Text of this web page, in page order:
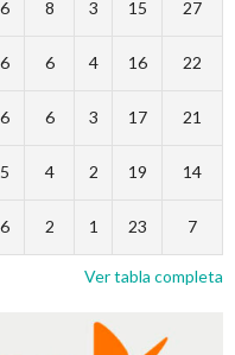
8 3 15 27
6 4 16 22
6 3 17 21
4 2 19 14
2 1 23 7
Ver tabla completa